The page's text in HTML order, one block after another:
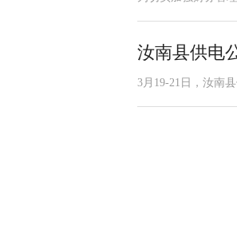
汝南县供电
3月19-21日，汝南